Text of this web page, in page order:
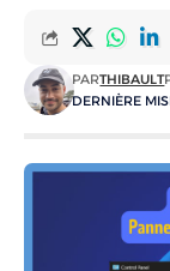
DERNIÈRE
PARTHIBAULT